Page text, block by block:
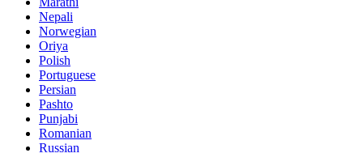
Nepali
Norwegian
Oriya
Polish
Portuguese
Persian
Pashto
Punjabi
Romanian
Russian